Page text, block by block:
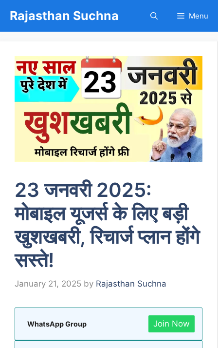
content
Rajasthan Suchna Menu
23 जनवरी 2025:
मोबाइल यूजर्स के लिए बड़ी
खुशखबरी, रिचार्ज प्लान होंगे
सस्ते!
January 21, 2025 by Rajasthan Suchna
WhatsApp Group Join Now